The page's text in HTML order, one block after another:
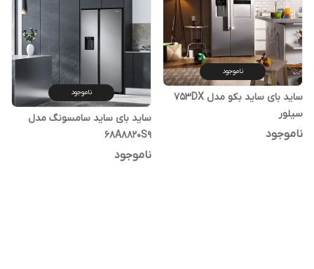
ناموجود
ساید بای ساید بکو مدل 753DX
سیلور
ناموجود
ناموجود
ساید بای ساید سامسونگ مدل
68A8820S9
ناموجود